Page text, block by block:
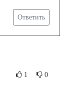
Ответить
1 0